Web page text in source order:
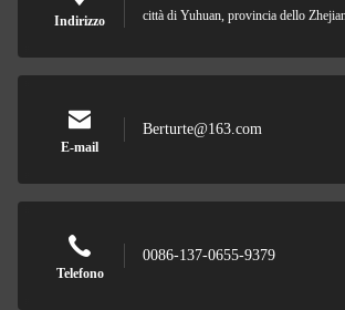
Indirizzo
città di Yuhuan, provincia dello
E-mail
Berturte@163.com
Telefono
0086-137-0655-9379